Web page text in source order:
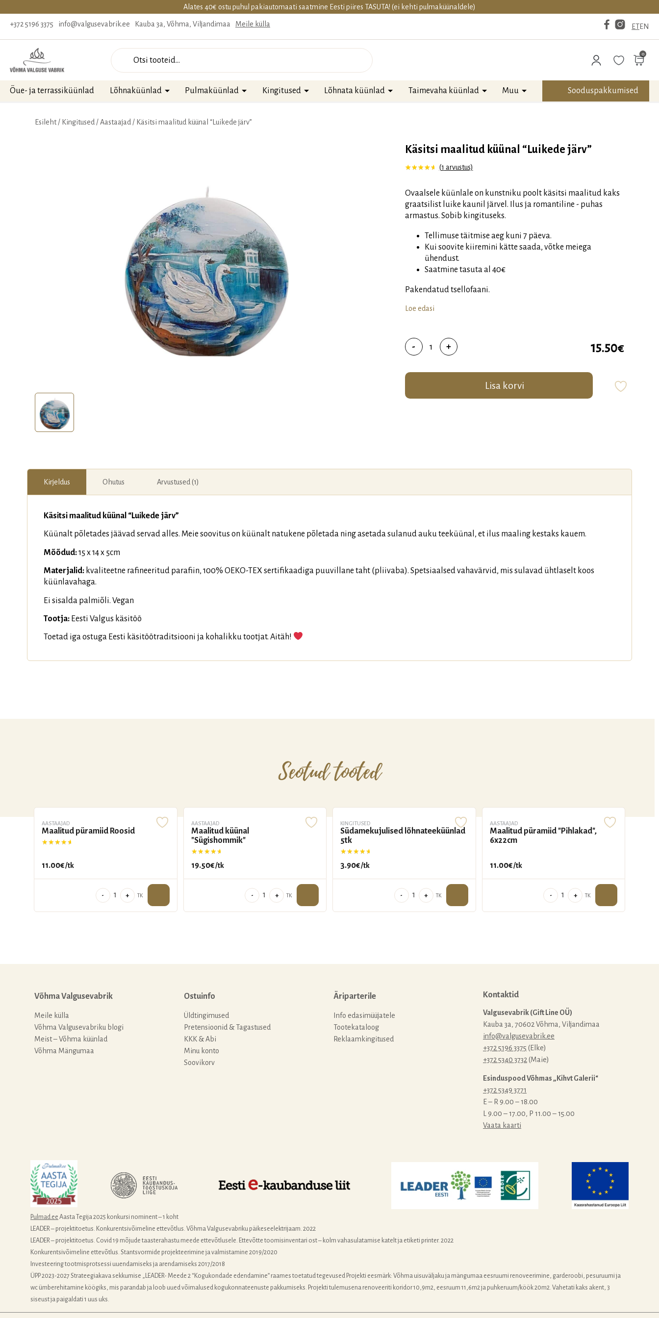
Alates 40€ ostu puhul pakiautomaati saatmine Eesti piires TASUTA! (ei kehti pulmaküünaldele)
+372 5196 3375 info@valgusevabrik.ee Kauba 3a, Võhma, Viljandimaa Meile külla ETEN
Otsi 0
Õue- ja terrassiküünlad Lõhnaküünlad Pulmaküünlad Kingitused Lõhnata küünlad Taimevaha küünlad Muu Sooduspakkumised
Esileht/ Kingitused /Aastaajad / Käsitsi maalitud küünal “Luikede järv”
Käsitsi maalitud küünal “Luikede järv”
Hinnatud5.00/5
1 kliendi hinnangu põhjal
(1 arvustus)
Ovaalsele küünlale on kunstniku poolt käsitsi maalitud kaks
graatsilist luike kaunil järvel. Ilus ja romantiline - puhas
armastus. Sobib kingituseks.
T️️ellimuse täitmise aeg kuni 7 päeva.
Kui soovite kiiremini kätte saada, võtke meiega
ühendust.
️️Saatmine tasuta al 40€
Pakendatud tsellofaani.
Loe edasi
-
Käsitsi
maalitud
+ 15.50€
Lisa korvi
Kirjeldus Ohutus Arvustused (1)
Käsitsi maalitud küünal “Luikede järv”
Küünalt põletades jäävad servad alles. Meie soovitus on küünalt natukene põletada ning asetada sulanud auku teeküünal, et ilus maaling kestaks kauem.
Mõõdud:15 x 14 x 5cm
Materjalid: kvaliteetne rafineeritud parafiin, 100% OEKO-TEX sertifikaadiga puuvillane taht (pliivaba). Spetsiaalsed vahavärvid, mis sulavad ühtlaselt koos
küünlavahaga.
Ei sisalda palmiõli. Vegan
Tootja: Eesti Valgus käsitöö
Toetad iga ostuga Eesti käsitöötraditsiooni ja kohalikku tootjat. Aitäh!
Seotud tooted
AASTAAJAD
Maalitud püramiid Roosid
Hinnanguga
11.00€/tk
-
Maalitud
püramiid
+ TK
AASTAAJAD
Maalitud küünal
"Sügishommik"
Hinnanguga
19.50€/tk
-
Maalitud
küünal
+ TK
KINGITUSED
Südamekujulised lõhnateeküünlad
5tk
Hinnanguga
3.90€/tk
-
Südamekujulised
lõhnateeküünlad
+ TK
AASTAAJAD
Maalitud püramiid "Pihlakad",
6x22cm
11.00€/tk
-
Maalitud
püramiid
+ TK
Võhma Valgusevabrik
Meile külla
Võhma Valgusevabriku blogi
Meist – Võhma küünlad
Võhma Mängumaa
Ostuinfo
Üldtingimused
Pretensioonid & Tagastused
KKK & Abi
Minu konto
Soovikorv
Äriparterile
Info edasimüüjatele
Tootekataloog
Reklaamkingitused
Kontaktid
Valgusevabrik (Gift Line OÜ)
Kauba 3a, 70602 Võhma, Viljandimaa
info@valgusevabrik.ee
+372 5196 3375 (Elke)
+372 5340 3732 (Maie)
Esinduspood Võhmas „Kihvt Galerii“
+372 5349 3771
E – R 9.00 – 18.00
L 9.00 – 17.00, P 11.00 – 15.00
Vaata kaarti
Pulmad.ee Aasta Tegija 2025 konkursi nominent – 1 koht
LEADER – projektitoetus. Konkurentsivõimeline ettevõtlus. Võhma Valgusevabriku päikeseelektrijaam. 2022
LEADER – projektitoetus. Covid 19 mõjude taasterahastu meede ettevõtlusele. Ettevõtte toomisinventari ost – kolm vahasulatamise katelt ja etiketi printer. 2022
Konkurentsivõimeline ettevõtlus. Stantsvormide projekteerimine ja valmistamine 2019/2020
Investeering tootmisprotsessi uuendamiseks ja arendamiseks 2017/2018
ÜPP 2023-2027 Strateegiakava sekkumise „LEADER- Meede 2 “Kogukondade edendamine” raames toetatud tegevused Projekti eesmärk: Võhma uisuväljaku ja mängumaa eesruumi renoveerimine, garderoobi, pesuruumi ja
wc ümberehitamine köögiks, mis parandab ja loob uued võimalused kogukonnateenuste pakkumiseks. Projekti tulemusena renoveeriti koridor 10,9m2, eesruum 11,6m2 ja puhkeruum/köök 20m2. Vahetati kaks akent, 3
siseust ja paigaldati 1 uus uks.